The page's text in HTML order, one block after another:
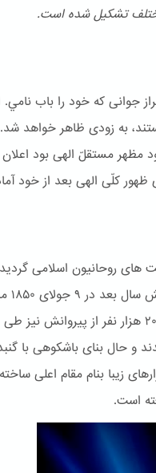
تشكیل شده است.
شهر شیراز جوانی که خود را باب
به زودی ظاهر خواهد
مستقلّ الهی بود اعلان
کلّی الهی بعد از خود
روحانیون اسلامی
دستگیر
در میدان عمومی شهر تبریز شهید شد و بیش از ۲۰ هزار نفر از پیروانش نیز طی
و حال بنای باشكوهی با
زیبا بنام مقام اعلی
است.